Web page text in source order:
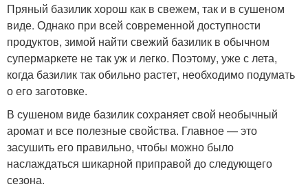
Пряный базилик хорош как в свежем, так и в сушеном
виде. Однако при всей современной доступности
продуктов, зимой найти свежий базилик в обычном
супермаркете не так уж и легко. Поэтому, уже с лета,
когда базилик так обильно растет, необходимо подумать
о его заготовке.
В сушеном виде базилик сохраняет свой необычный
аромат и все полезные свойства. Главное — это
засушить его правильно, чтобы можно было
наслаждаться шикарной приправой до следующего
сезона.